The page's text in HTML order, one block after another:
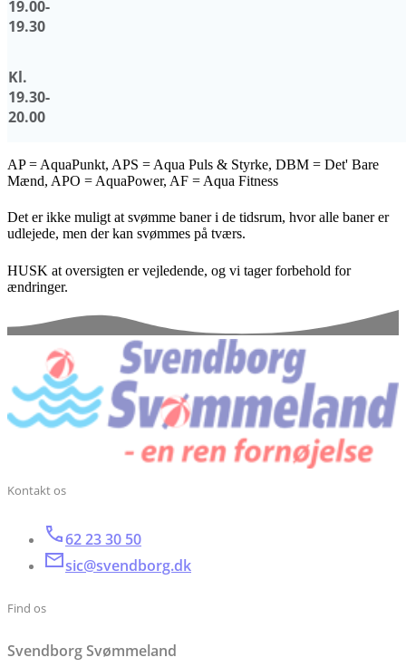
19.00-
19.30
Kl.
19.30-
20.00
AP = AquaPunkt, APS = Aqua Puls & Styrke, DBM = Det' Bare
Mænd, APO = AquaPower, AF = Aqua Fitness
Det er ikke muligt at svømme baner i de tidsrum, hvor alle baner er
udlejede, men der kan svømmes på tværs.
HUSK at oversigten er vejledende, og vi tager forbehold for
ændringer.
Kontakt os
62 23 30 50
sic@svendborg.dk
Find os
Svendborg Svømmeland